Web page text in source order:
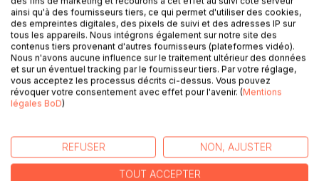
Ce livre présente au lecteur, les principes ésotériques
essentiels exposés selon la conception moderne. Les
Enseignants Suprêmes envoient à l'humanité des
réflexions pleines de sagesse sous un nouvel arrangement,
en élargissant les frontières de sa connaissance.
CRITIQUES PRESSE
ainsi qu'à des fournisseurs tiers, ce qui permet d'utiliser des cookies,
des empreintes digitales, des pixels de suivi et des adresses IP sur
tous les appareils. Nous intégrons également sur notre site des
contenus tiers provenant d'autres fournisseurs (plateformes vidéo).
Nous n'avons aucune influence sur le traitement ultérieur des données
et sur un éventuel tracking par le fournisseur tiers. Par votre réglage,
vous acceptez les processus décrits ci-dessus. Vous pouvez
révoquer votre consentement avec effet pour l'avenir. (Mentions
légales BoD)
REFUSER NON, AJUSTER
TOUT ACCEPTER